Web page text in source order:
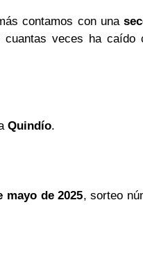
contamos con una
cuantas veces ha caído
Quindío.
mayo de 2025, sorteo